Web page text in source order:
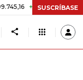
+$ 2.295,71 +0,58%
SUSCRÍBASE